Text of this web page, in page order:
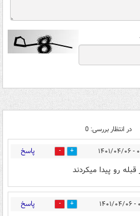
در انتظار بررسی: 0
0 پاسخ
رو پیدا میکردند
1 پاسخ